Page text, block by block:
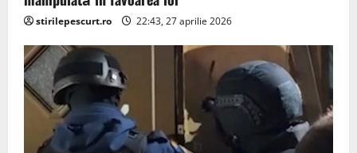
stirilepescurt.ro 22:43, 27 aprilie 2026